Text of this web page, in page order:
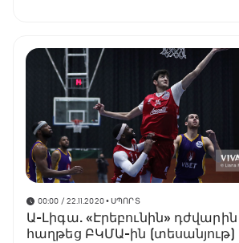
00:00 / 22.11.2020• ՍՊՈՐՏ
Ա-Լիգա. «Էրեբունին»
հաղթեց ԲԿՄԱ-ին (տեսանյութ)